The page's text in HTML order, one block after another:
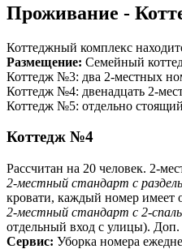
Проживание -
Коттеджный комплекс
Размещение: Семейный
Коттедж №3: два 2-местных
Коттедж №4: двенадцать 2-
Коттедж №5: отдельно
Коттедж №4
Рассчитан на 20 человек. 2-
2-местный стандарт с
кровати, каждый номер имеет
2-местный стандарт с 2-
отдельный вход с улицы). Доп.
Сервис: Уборка номера